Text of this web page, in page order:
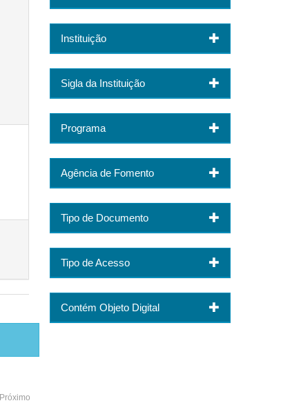
Próximo
Instituição
Sigla da Instituição
Programa
Agência de Fomento
Tipo de Documento
Tipo de Acesso
Contém Objeto Digital